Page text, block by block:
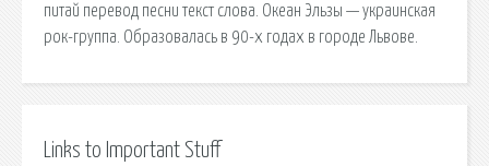
питай перевод песни текст слова. Океан Эльзы — украинская
рок-группа. Образовалась в 90-х годах в городе Львове.
Links to Important Stuff